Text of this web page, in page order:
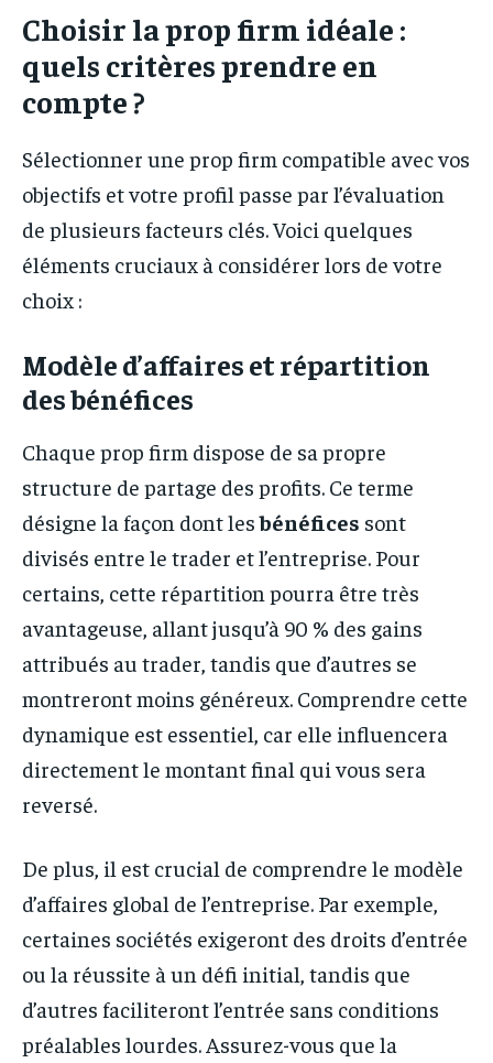
Choisir la prop firm idéale :
quels critères prendre en
compte ?
Sélectionner une prop firm compatible avec vos
objectifs et votre profil passe par l’évaluation
de plusieurs facteurs clés. Voici quelques
éléments cruciaux à considérer lors de votre
choix :
Modèle d’affaires et répartition
des bénéfices
Chaque prop firm dispose de sa propre
structure de partage des profits. Ce terme
désigne la façon dont lesbénéfices sont
divisés entre le trader et l’entreprise. Pour
certains, cette répartition pourra être très
avantageuse, allant jusqu’à 90 % des gains
attribués au trader, tandis que d’autres se
montreront moins généreux. Comprendre cette
dynamique est essentiel, car elle influencera
directement le montant final qui vous sera
reversé.
De plus, il est crucial de comprendre le modèle
d’affaires global de l’entreprise. Par exemple,
certaines sociétés exigeront des droits d’entrée
ou la réussite à un défi initial, tandis que
d’autres faciliteront l’entrée sans conditions
préalables lourdes. Assurez-vous que la